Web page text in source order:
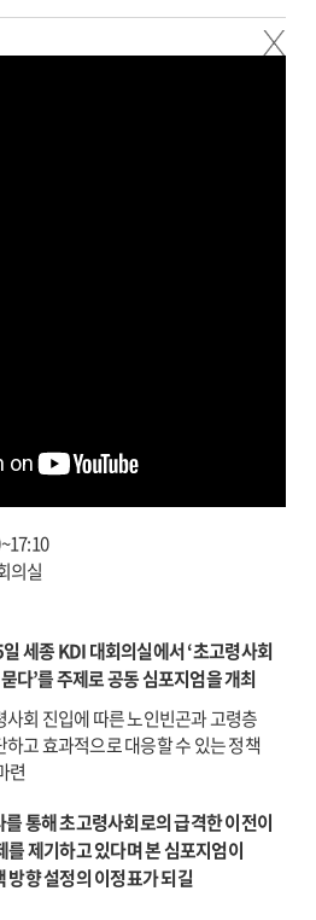
의실
세종 KDI 대회의실에서 ‘초고령사회
다’를 주제로 공동 심포지엄을 개최
회 진입에 따른 노인빈곤과 고령층
고 효과적으로 대응할 수 있는 정책
련
통해 초고령사회로의 급격한 이전이
제기하고 있다며 본 심포지엄이
향 설정의 이정표가 되길